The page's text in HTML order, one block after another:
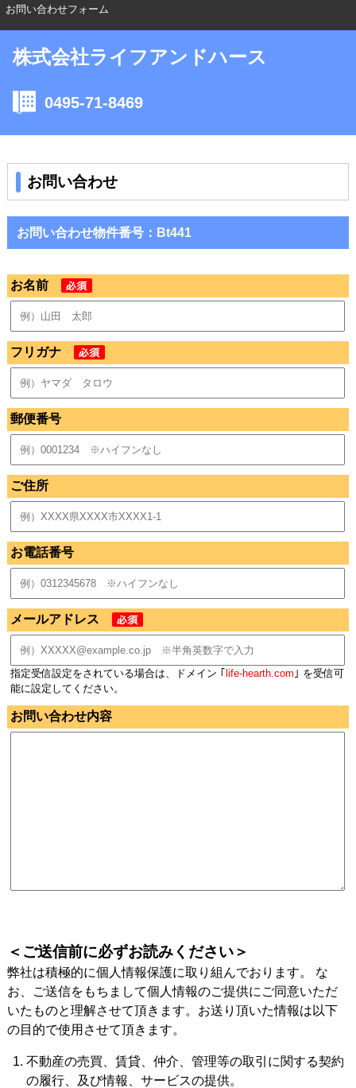
お問い合わせフォーム
株式会社ライフアンドハース
0495-71-8469
お問い合わせ
お問い合わせ物件番号：Bt441
お名前
フリガナ
郵便番号
ご住所
お電話番号
メールアドレス
指定受信設定をされている場合は、ドメイン ｢life-hearth.com ｣ を受信可
能に設定してください。
お問い合わせ内容
＜ご送信前に必ずお読みください＞
弊社は積極的に個人情報保護に取り組んでおります。 な
お、ご送信をもちまして個人情報のご提供にご同意いただ
いたものと理解させて頂きます。お送り頂いた情報は以下
の目的で使用させて頂きます。
不動産の売買、賃貸、仲介、管理等の取引に関する契約
の履行、及び情報、サービスの提供。